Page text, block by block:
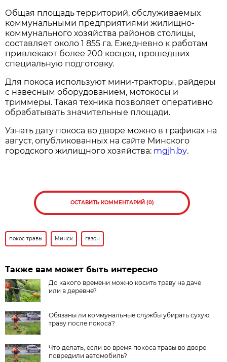
Общая площадь территорий, обслуживаемых
коммунальными предприятиями жилищно-
коммунального хозяйства районов столицы,
составляет около 1 855 га. Ежедневно к работам
привлекают более 200 косцов, прошедших
специальную подготовку.
Для покоса используют мини-тракторы, райдеры
с навесным оборудованием, мотокосы и
триммеры. Такая техника позволяет оперативно
обрабатывать значительные площади.
Узнать дату покоса во дворе можно в графиках на
август, опубликованных на сайте Минского
городского жилищного хозяйства: mgjh.by.
ОСТАВИТЬ КОММЕНТАРИЙ (0)
покос травы Минск газон
Также вам может быть интересно
До какого времени можно косить траву на даче
или в деревне?
Обязаны ли коммунальные службы убирать сухую
траву после покоса?
Что делать, если во время покоса травы во дворе
повредили автомобиль?